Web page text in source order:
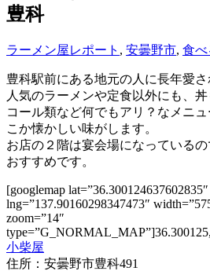
豊科
ラーメン屋レポート , 安曇野市, 食べ
豊科駅前にある地元の人に長年愛さ
人気のラーメンや定食以外にも、
コール類など何でもアリ？なメニ
こか懐かしい味がします。
お店の２階は宴会場になっている
おすすめです。
[googlemap lat=”36.300124637602835″
lng=”137.90160298347473″
zoom=”14″
小柴屋
住所：安曇野市豊科491